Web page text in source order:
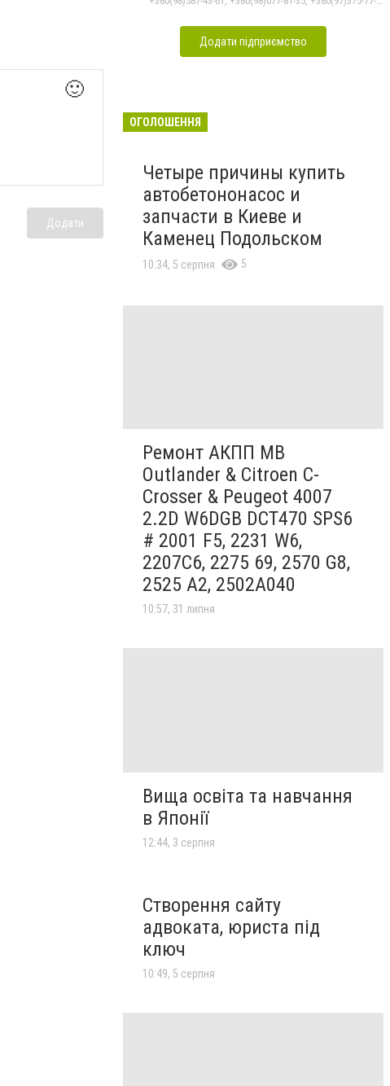
🙂
Додати
Додати підприємство
ОГОЛОШЕННЯ
Четыре причины купить
автобетононасос и
запчасти в Киеве и
Каменец Подольском
10:34, 5 серпня 5
Ремонт АКПП MB
Outlander & Citroen C-
Crosser & Peugeot 4007
2.2D W6DGB DCT470 SPS6
# 2001 F5, 2231 W6,
2207C6, 2275 69, 2570 G8,
2525 A2, 2502A040
10:57, 31 липня
Вища освіта та навчання
в Японії
12:44, 3 серпня
Створення сайту
адвоката, юриста під
ключ
10:49, 5 серпня